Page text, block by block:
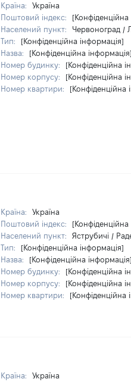
Країна:
Україна
Поштовий індекс:
[Конфіденційна
Населений пункт:
Червоноград /
Тип:
[Конфіденційна інформація]
Назва:
[Конфіденційна інформація]
Номер будинку:
[Конфіденційна
Номер корпусу:
[Конфіденційна
Номер квартири:
[Конфіденційна
Країна:
Україна
Поштовий індекс:
[Конфіденційна
Населений пункт:
Яструбичі /
Тип:
[Конфіденційна інформація]
Назва:
[Конфіденційна інформація]
Номер будинку:
[Конфіденційна
Номер корпусу:
[Конфіденційна
Номер квартири:
[Конфіденційна
Країна: Україна